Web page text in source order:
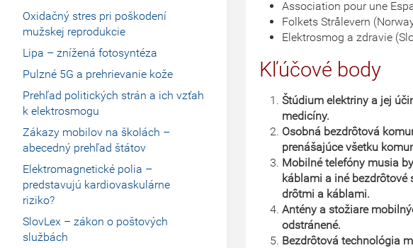
Association pour une
Folkets Strålevern
Elektrosmog a zdravie
Kľúčové body
Štúdium elektrinya jej
medicíny.
Osobná bezdrôtová
prenášajúcevšetku
Mobilné telefóny musia
káblami a iné
drôtmi a káblami.
Antény a stožiare
odstránené.
Bezdrôtová technológia
Oxidačný stres pri poškodení
mužskej reprodukcie
Lipa – znížená fotosyntéza
Pulzné 5G a prehrievanie kože
Prehľad politických strán a ich vzťah
k elektrosmogu
Zákazy mobilov na školách –
abecedný prehľad štátov
Elektromagnetické polia –
predstavujú kardiovaskulárne
riziko?
SlovLex – zákon o poštových
službách